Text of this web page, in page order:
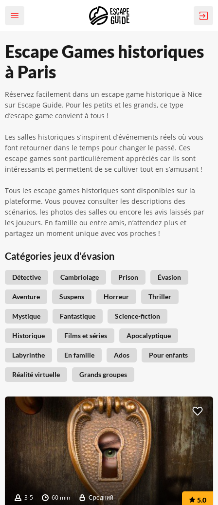
Escape Games historiques
à Paris
Réservez facilement dans un escape game historique à Nice
sur Escape Guide. Pour les petits et les grands, ce type
d’escape game convient à tous !
Les salles historiques s’inspirent d’événements réels où vous
font retourner dans le temps pour changer le passé. Ces
escape games sont particulièrement appréciés car ils sont
intéressants et permettent de se cultiver tout en s’amusant !
Tous les escape games historiques sont disponibles sur la
plateforme. Vous pouvez consulter les descriptions des
scénarios, les photos des salles ou encore les avis laissés par
les joueurs. En famille ou entre amis, n’attendez plus et
partagez un moment unique avec vos proches !
Catégories jeux d’évasion
Détective Cambriolage Prison Évasion
Aventure Suspens Horreur Thriller
Mystique Fantastique Science-fiction
Historique Films et séries Apocalyptique
Labyrinthe En famille Ados Pour enfants
Réalité virtuelle Grands groupes
3-5 60 min Средний 5.0